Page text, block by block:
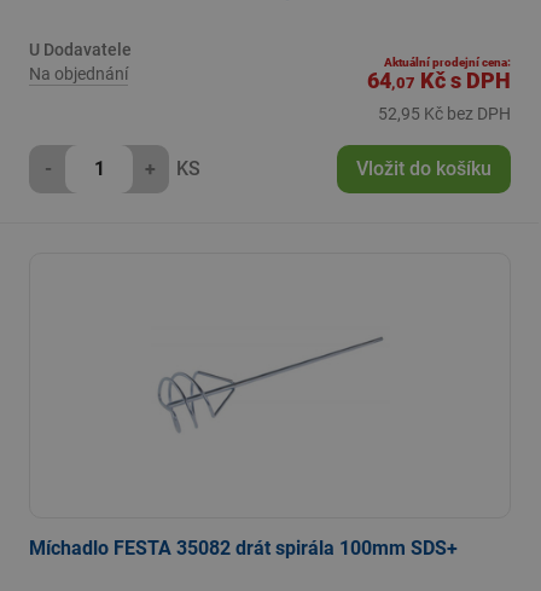
U Dodavatele
Na objednání
Aktuální prodejní cena:
64,07 Kčs DPH
52,95 Kč bez DPH
- + KS Vložit do košíku
Míchadlo FESTA 35082 drát spirála 100mm SDS+